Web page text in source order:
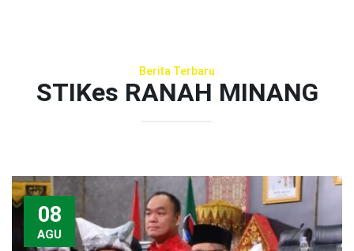
Berita Terbaru
STIKes RANAH MINANG
08
AGU